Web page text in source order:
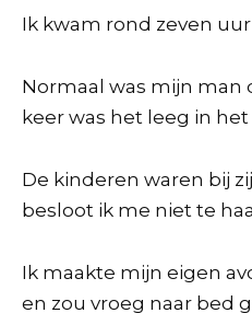
Ik kwam rond zeven uur
Normaal was mijn man
keer was het leeg in
De kinderen waren bij
besloot ik me niet te
Ik maakte mijn eigen
en zou vroeg naar bed